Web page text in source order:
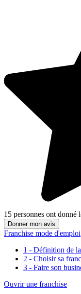
15 personnes ont donné
Donner mon avis
Franchise mode d'emploi
1 - Définition de
2 - Choisir sa
3 - Faire son
Ouvrir une franchise